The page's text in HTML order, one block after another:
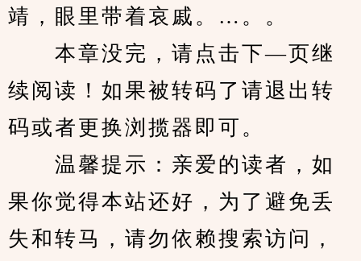
靖，眼里带着哀戚。…。。
本章没完，请点击下—页继
续阅读！如果被转码了请退出转
码或者更换浏揽器即可。
温馨提示：亲爱的读者，如
果你觉得本站还好，为了避免丢
失和转马，请勿依赖搜索访问，